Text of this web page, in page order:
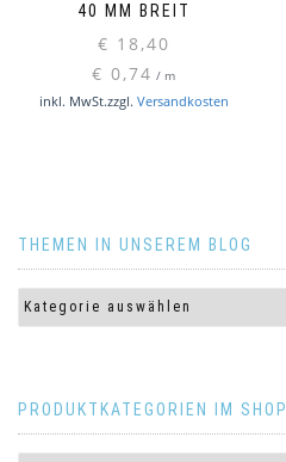
40 MM BREIT
€ 18,40
€ 0,74 / m
inkl. MwSt.zzgl. Versandkosten
THEMEN IN UNSEREM BLOG
PRODUKTKATEGORIEN IM SHOP